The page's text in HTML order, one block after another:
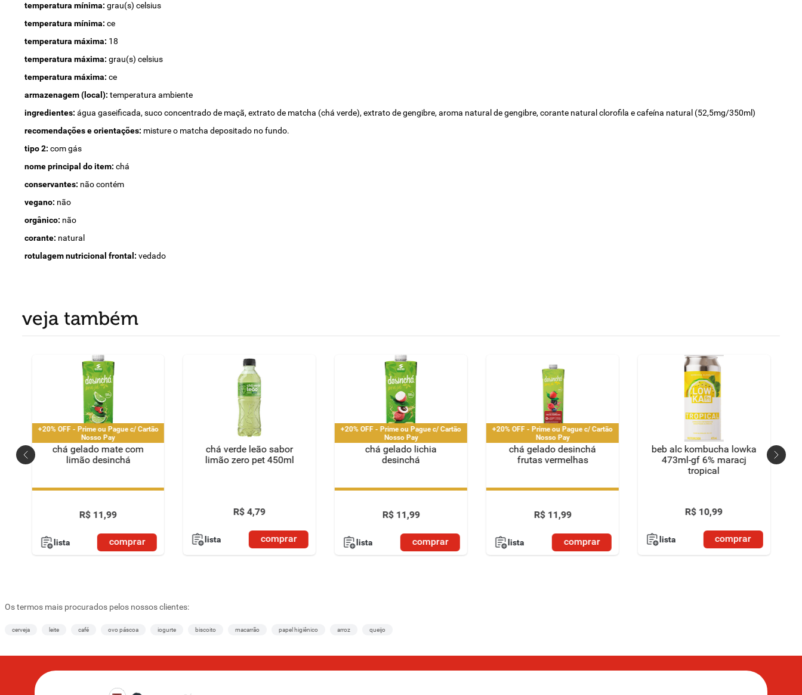
temperatura mínima: grau(s) celsius
temperatura mínima: ce
temperatura máxima: 18
temperatura máxima: grau(s) celsius
temperatura máxima: ce
armazenagem (local): temperatura ambiente
ingredientes: água gaseificada, suco concentrado de maçã, extrato de matcha (chá verde), extrato de gengibre, aroma natural de gengibre, corante natural clorofila e cafeína natural (52,5mg/350ml)
recomendações e orientações: misture o matcha depositado no fundo.
tipo 2: com gás
nome principal do item: chá
conservantes: não contém
vegano: não
orgânico: não
corante: natural
rotulagem nutricional frontal: vedado
veja também
+20% OFF - Prime ou Pague c/ Cartão
Nosso Pay
chá gelado mate com
limão desinchá
+20% OFF - Prime ou Pague c/ Cartão
R$ 11,99
lista comprar
chá verde leão sabor
limão zero pet 450ml
R$ 4,79
lista comprar
+20% OFF - Prime ou Pague c/ Cartão
Nosso Pay
chá gelado lichia
desinchá
+20% OFF - Prime ou Pague c/ Cartão
R$ 11,99
lista comprar
+20% OFF - Prime ou Pague c/ Cartão
Nosso Pay
chá gelado desinchá
frutas vermelhas
+20% OFF - Prime ou Pague c/ Cartão
R$ 11,99
lista comprar
beb alc kombucha lowka
473ml-gf 6% maracj
tropical
R$ 10,99
lista comprar
Os termos mais procurados pelos nossos clientes:
cerveja leite café ovo páscoa iogurte biscoito macarrão papel higiênico arroz queijo